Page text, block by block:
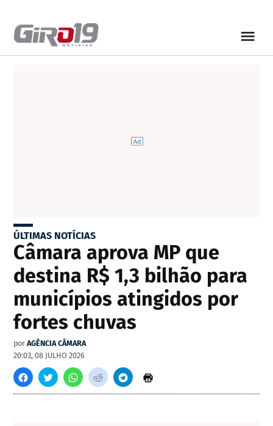
ÚLTIMAS NOTÍCIAS
Câmara aprova MP que
destina R$ 1,3 bilhão para
municípios atingidos por
fortes chuvas
por AGÊNCIA CÂMARA
20:03, 08 JULHO 2026